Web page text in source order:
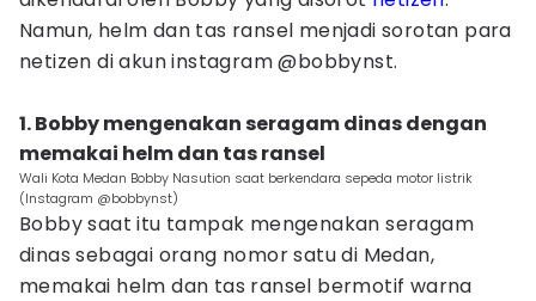
Namun, helm dan tas ransel menjadi sorotan para
netizen di akun instagram @bobbynst.
1. Bobby mengenakan seragam dinas dengan
memakai helm dan tas ransel
Wali Kota Medan Bobby Nasution saat berkendara sepeda motor listrik
(Instagram @bobbynst)
Bobby saat itu tampak mengenakan seragam
dinas sebagai orang nomor satu di Medan,
memakai helm dan tas ransel bermotif warna